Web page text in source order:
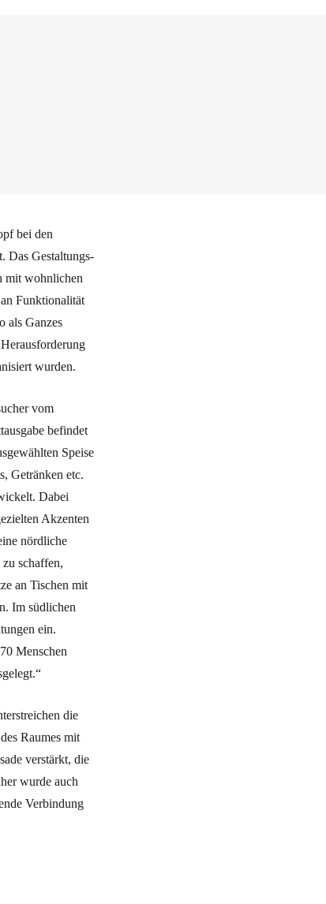
bei den
Das Gestaltungs-
mit wohnlichen
Funktionalität
als Ganzes
wurden.
vom
befindet
Speise
Getränken etc.
Dabei
Akzenten
nördliche
schaffen,
an Tischen mit
Im südlichen
ein.
Menschen
die
Raumes mit
verstärkt, die
wurde auch
Verbindung